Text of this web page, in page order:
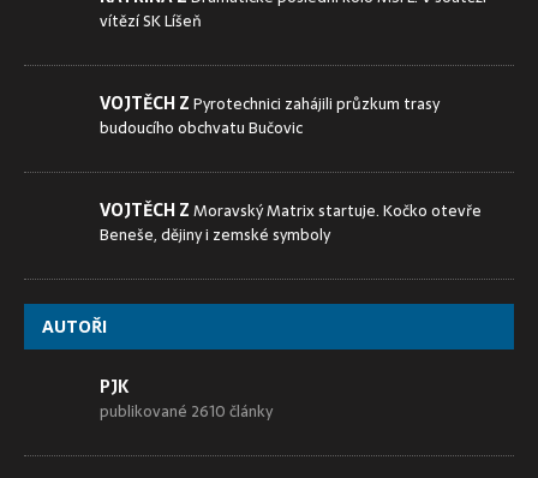
vítězí SK Líšeň
VOJTĚCH ZPyrotechnici zahájili průzkum trasy
budoucího obchvatu Bučovic
VOJTĚCH ZMoravský Matrix startuje. Kočko otevře
Beneše, dějiny i zemské symboly
AUTOŘI
PJK
publikované 2610 články